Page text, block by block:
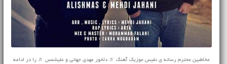
مخاطبین محترم رسانه ی نفیس موزیک آهنگ ♬ دلخور مهدی جهانی و علیشمس ♬ را در ادامه